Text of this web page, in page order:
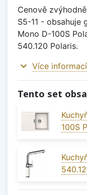
Cenově
S5-11 - obsahuje
Mono D-100S
540.120 Polaris.
expand_more Více informací
Tento set
100S